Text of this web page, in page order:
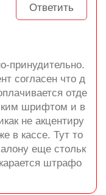
Ответить
принудительно.
согласен что д
отде
шрифтом и в
не акцентиру
в кассе. Тут то
еще стольк
штрафо